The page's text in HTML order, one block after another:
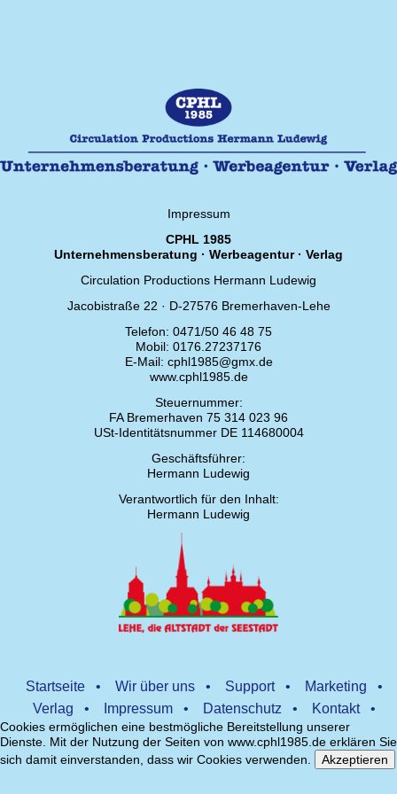
Impressum
CPHL 1985
Unternehmensberatung · Werbeagentur · Verlag
Circulation Productions Hermann Ludewig
Jacobistraße 22 · D-27576 Bremerhaven-Lehe
Telefon: 0471/50 46 48 75
Mobil: 0176.27237176
E-Mail: cphl1985@gmx.de
www.cphl1985.de
Steuernummer:
FA Bremerhaven 75 314 023 96
USt-Identitätsnummer DE 114680004
Geschäftsführer:
Hermann Ludewig
Verantwortlich für den Inhalt:
Hermann Ludewig
Startseite • Wir über uns • Support • Marketing
•
Verlag
• Impressum • Datenschutz • Kontakt •
Cookies ermöglichen eine bestmögliche Bereitstellung unserer
Dienste. Mit der Nutzung der Seiten von www.cphl1985.de erklären Sie
sich damit einverstanden, dass wir Cookies verwenden.
Akzeptieren